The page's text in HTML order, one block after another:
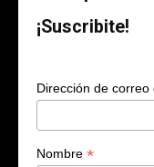
¡Suscribite!
Dirección de correo
Nombre *